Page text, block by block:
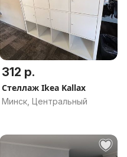
312 р.
Стеллаж Ikea Kallax
Минск, Центральный